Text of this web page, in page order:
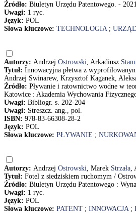
Źródło: Biuletyn Urzędu Patentowego. -
Uwagi: 1 ryc.
Język: POL
Słowa kluczowe: TECHNOLOGIA;
Autorzy: Andrzej Ostrowski, Arkadiusz
Tytuł: Innowacyjna płetwa z
Andrzej Swinarew, Krzysztof Kaganek,
Źródło: Pływanie i ratownictwo wodne w
Katowice : Akademia Wychowania
Uwagi: Bibliogr. s. 202-204
Uwagi: Streszcz. ang., pol.
ISBN: 978-83-66308-28-2
Język: POL
Słowa kluczowe: PŁYWANIE ;
Autorzy: Andrzej Ostrowski, Marek Strzała,
Tytuł: Fotel z siedziskiem ruchomym /
Źródło: Biuletyn Urzędu Patentowego :
Uwagi: 1 ryc.
Język: POL
Słowa kluczowe: PATENT ; INNOWACJA;